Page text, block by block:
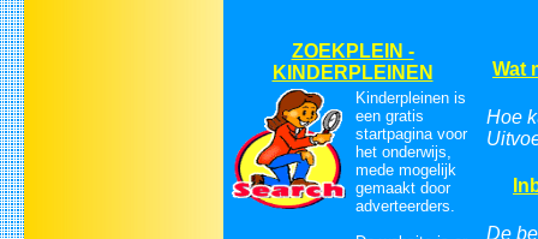
ZOEKPLEIN -
KINDERPLEINEN
Kinderpleinen is
een gratis
startpagina voor
het onderwijs,
mede mogelijk
gemaakt door
adverteerders.
Wat
Hoe
De